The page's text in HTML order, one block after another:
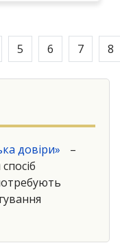
5 6 7 8
довіри»
–